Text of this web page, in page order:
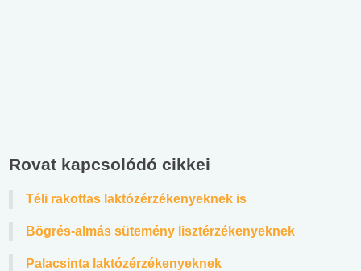
Rovat kapcsolódó cikkei
Téli rakottas laktózérzékenyeknek is
Bögrés-almás sütemény lisztérzékenyeknek
Palacsinta laktózérzékenyeknek